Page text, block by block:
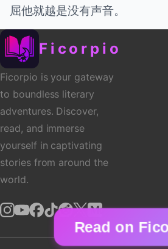
Read on
屈他就越是没有声音。
Ficorpio
Ficorpio is your gateway
to boundless literary
adventures. Discover,
read, and immerse
yourself in captivating
stories from around the
world.